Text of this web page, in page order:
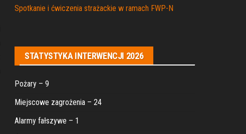
Spotkanie i ćwiczenia strażackie w ramach FWP-N
STATYSTYKA INTERWENCJI 2026
Pożary – 9
Miejscowe zagrożenia – 24
Alarmy fałszywe – 1